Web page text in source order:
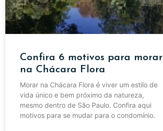
Confira 6 motivos para morar
na Chácara Flora
Morar na Chácara Flora é viver um estilo de
vida único e bem próximo da natureza,
mesmo dentro de São Paulo. Confira aqui
motivos para se mudar para o condomínio.